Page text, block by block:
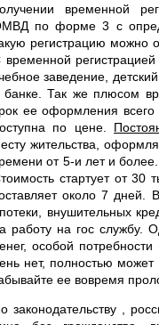
временной
по форме 3 с
регистрацию можно
временной
заведение,
банке. Так же плюсом
ее оформления
по цене.
жительства,
от 5-и лет и
стартует от
около 7 дней.
внушительных
работу на гос службу.
особой
нет, полностью
ее вовремя
законодательству ,